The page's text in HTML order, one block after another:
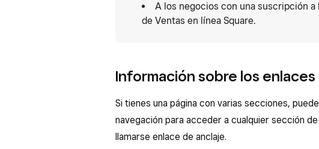
A los negocios con una suscripción
de Ventas en línea Square.
Información sobre los enlaces
Si tienes una página con varias secciones,
navegación para acceder a cualquier sección
llamarse enlace de anclaje.